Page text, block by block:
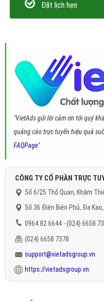
Đặt lịch hẹn
"VietAds gửi lời cảm ơn tới quý
quảng cáo trực tuyến hiệu quả
FAQPage"
CÔNG TY CỔ PHẦN TRỰC
Số 6/25 Thổ Quan, Khâm
Số 36 Điện Biên Phủ, Đa
0964 82 6644 - (024) 6658
(024) 6658 7378
support@vietadsgroup.vn
https://vietadsgroup.vn